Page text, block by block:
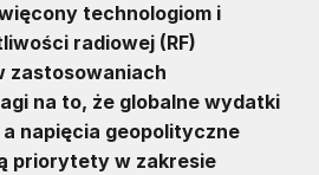
technologiom i
radiowej (RF)
zastosowaniach
na to, że globalne wydatki
napięcia geopolityczne
priorytety w zakresie